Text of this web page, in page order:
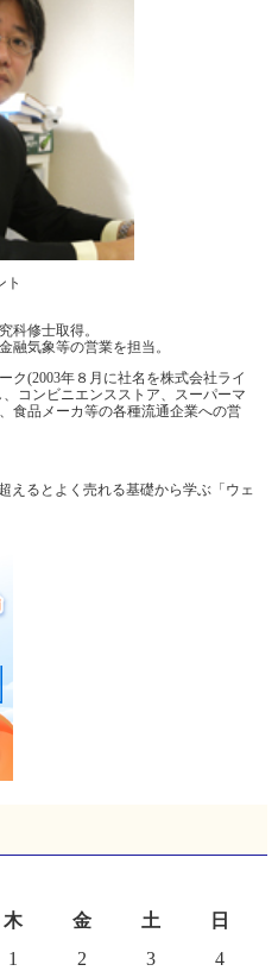
ト
科修士取得。
融気象等の営業を担当。
ク(2003年８月に社名を株式会社ライ
コンビニエンスストア、スーパーマ
食品メーカ等の各種流通企業への営
えるとよく売れる基礎から学ぶ「ウェ
木 金 土 日
1 2 3
4